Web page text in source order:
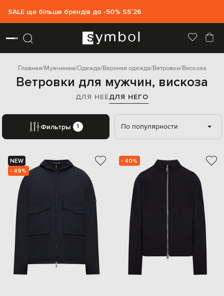
SALE ще більше брендів до -50% SS`26
Главная Мужчинам Одежда Верхняя одежда Ветровки Вискоза
Ветровки для мужчин, вискоза
ДЛЯ НЕЁДЛЯ НЕГО
Фильтры 1 По популярности
NEW
- 49%
- 40%